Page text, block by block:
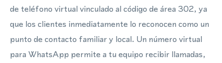
de teléfono virtual vinculado al código de área 302, ya
que los clientes inmediatamente lo reconocen como un
punto de contacto familiar y local. Un número virtual
para WhatsApp permite a tu equipo recibir llamadas,